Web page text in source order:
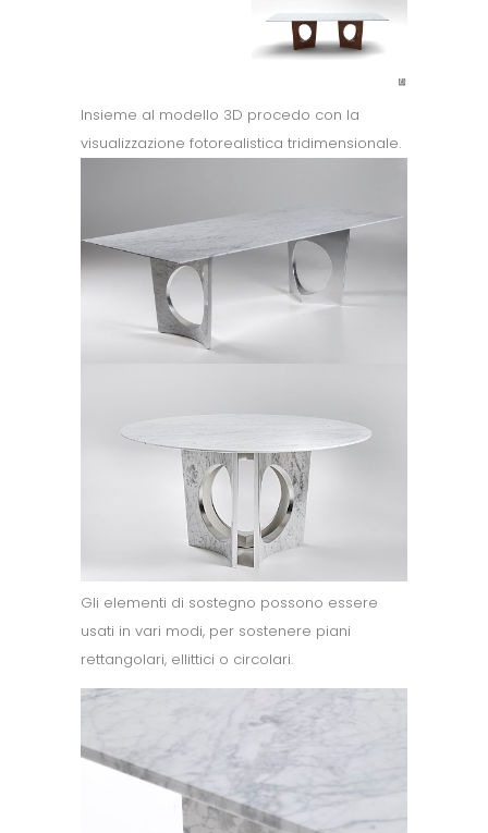
Insieme al modello 3D procedo con la
visualizzazione fotorealistica tridimensionale.
Gli elementi di sostegno possono essere
usati in vari modi, per sostenere piani
rettangolari, ellittici o circolari.